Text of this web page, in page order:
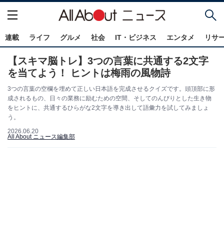
連載 ライフ グルメ 社会 IT・ビジネス エンタメ リサ
【スキマ脳トレ】3つの言葉に共通する2文字
を当てよう！ ヒントは梅雨の風物詩
3つの言葉の空欄を埋めて正しい日本語を完成させるクイズです。頭頂部に形
成されるもの、日々の業務に励むための空間、そしてのんびりとした生き物
をヒントに、共通するひらがな2文字を導き出して語彙力を試してみましょ
う。
2026.06.20
All About ニュース編集部